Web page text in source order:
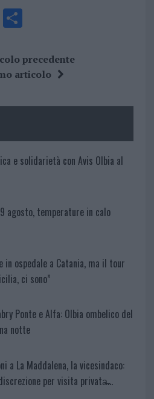
S
a
re
precedente
articolo
e solidarietà con Avis Olbia al
agosto, temperature in calo
in ospedale a Catania, ma il tour
ci sono”
Ponte e Alfa: Olbia ombelico del
notte
a La Maddalena, la vicesindaco:
per visita privata̶…